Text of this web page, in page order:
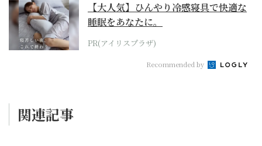
【大人気】ひんやり冷感寝具で快適な
睡眠をあなたに。
PR(アイリスプラザ)
Recommended by
関連記事